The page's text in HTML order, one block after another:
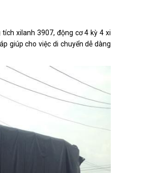
xilanh 3907, động cơ 4 kỳ 4 xi
giúp cho việc di chuyển dễ dàng